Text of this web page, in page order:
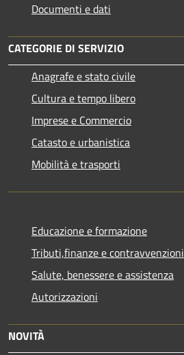
Documenti e dati
CATEGORIE DI SERVIZIO
Anagrafe e stato civile
Cultura e tempo libero
Imprese e Commercio
Catasto e urbanistica
Mobilità e trasporti
Educazione e formazione
Tributi,finanze e contravvenzioni
Salute, benessere e assistenza
Autorizzazioni
NOVITÀ